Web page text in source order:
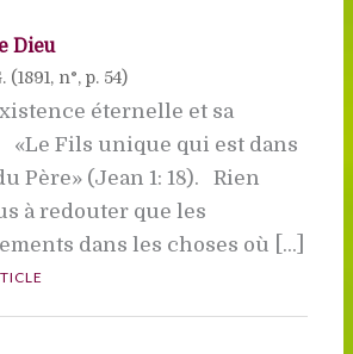
Dieu
(1891, n°, p. 54)
éternelle et sa
Fils unique qui est dans
Père» (Jean 1: 18). Rien
à redouter que les
dans les choses où [...]